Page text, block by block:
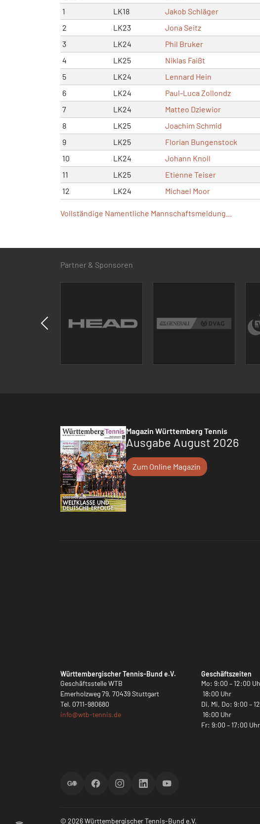
1
LK18 Jakob Schläger
2
LK23 Jona Seitz
3
LK24 Phil Bruker
4
LK25 Niklas Faißt
5
LK24 Lennard Hein
6
LK24 Paul-Luca Zollondz
7
LK24 Matteo Dziewior
8
LK25 Joachim Schmid
9
LK25 Florian Bungenstock
10
LK24 Johann Knoll
11
LK25 Etienne Teiser
12
LK24 Michael Moor
Vollständige Namentliche Mannschaftsmeldung...
Partner & Sponsoren
Magazin Württemberg Tennis
Ausgabe August 2026
Zum Online Magazin
Württembergischer Tennis-Bund e.V.
Geschäftsstelle WTB
Emerholzweg 79, 70439 Stuttgart
Tel. 0711-980680
info@wtb-tennis.de
Geschäftszeiten
Mo: 9:00 – 12:00
18:00 Uhr
Di, Mi, Do: 9:00 –
16:00 Uhr
Fr: 9:00 – 17:00 Uhr
ScoreGOFacebookInstagramLinkedInYouTube
© 2026 Württembergischer Tennis-Bund e.V.